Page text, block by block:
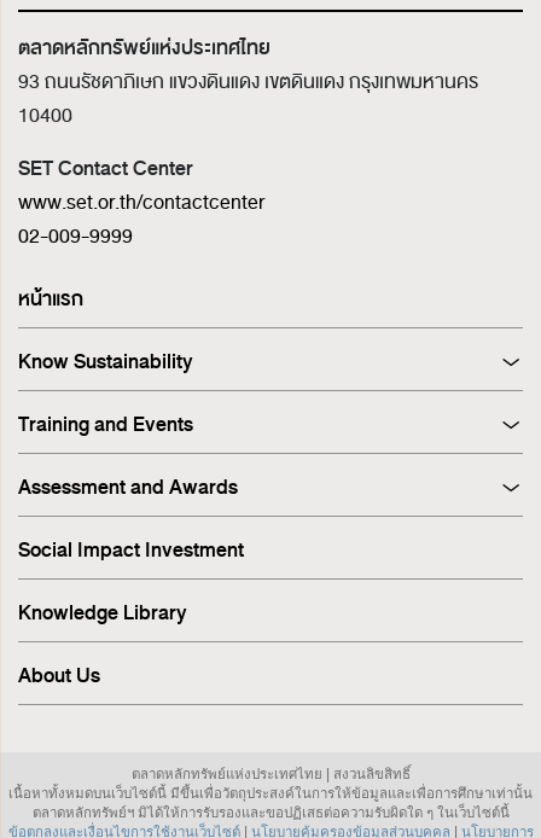
ตลาดหลักทรัพย์แห่งประเทศไทย
93 ถนนรัชดาภิเษก แขวงดินแดง เขตดินแดงกรุงเทพมหานคร
10400
SET Contact Center
www.set.or.th/contactcenter
02-009-9999
หน้าแรก
Know Sustainability
Sustainability at A Glance
Principles and Guidelines
Corporate Governance
Sustainability Management Process
Stakeholder Engagement & Materiality Analysis
ESG Risk
Sustainable Supply Chain
Environment
Innovation
Sustainability Disclosure & Reporting
Investor Relations
Training and Events
Training
Events
Assessment and Awards
Corporate Governance Report (CGR)
SET ESG Ratings
FTSE Russell ESG Scores
ASEAN Corporate Governance Scorecard
Sustainability Index
Sustainability Awards
IR Awards
Social Impact Investment
Knowledge Library
About Us
ตลาดหลักทรัพย์แห่งประเทศไทย | สงวนลิขสิทธิ์
เนื้อหาทั้งหมดบนเว็บไซต์นี้ มีขึ้นเพื่อวัตถุประสงค์ในการให้ข้อมูลและเพื่อการศึกษาเท่านั้น
ตลาดหลักทรัพย์ฯ มิได้ให้การรับรองและขอปฏิเสธต่อความรับผิดใด ๆ ในเว็บไซต์นี้
ข้อตกลงและเงื่อนไขการใช้งานเว็บไซต์| นโยบายคุ้มครองข้อมูลส่วนบุคคล นโยบายการ